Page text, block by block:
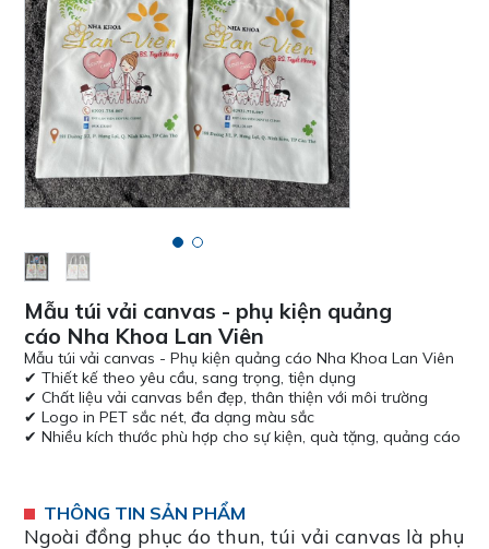
Mẫu túi vải canvas - phụ kiện quảng
cáo Nha Khoa Lan Viên
Mẫu túi vải canvas - Phụ kiện quảng cáo Nha Khoa Lan Viên
✔ Thiết kế theo yêu cầu, sang trọng, tiện dụng
✔ Chất liệu vải canvas bền đẹp, thân thiện với môi trường
✔ Logo in PET sắc nét, đa dạng màu sắc
✔ Nhiều kích thước phù hợp cho sự kiện, quà tặng, quảng cáo
THÔNG TIN SẢN PHẨM
Ngoài đồng phục áo thun, túi vải canvas là phụ